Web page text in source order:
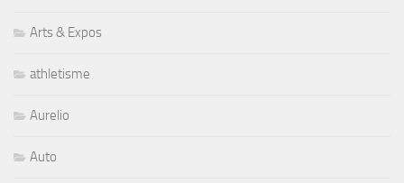
Arts & Expos
athletisme
Aurelio
Auto